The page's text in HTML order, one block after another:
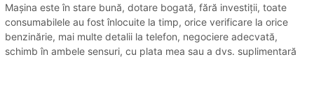
Mașina este în stare bună, dotare bogată, fără investiții, toate
consumabilele au fost înlocuite la timp, orice verificare la orice
benzinărie, mai multe detalii la telefon, negociere adecvată,
schimb în ambele sensuri, cu plata mea sau a dvs. suplimentară